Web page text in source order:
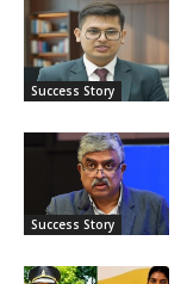
Success Story
Success Story